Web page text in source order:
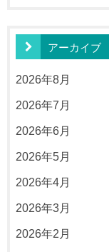
アーカイブ
2026年8月
2026年7月
2026年6月
2026年5月
2026年4月
2026年3月
2026年2月